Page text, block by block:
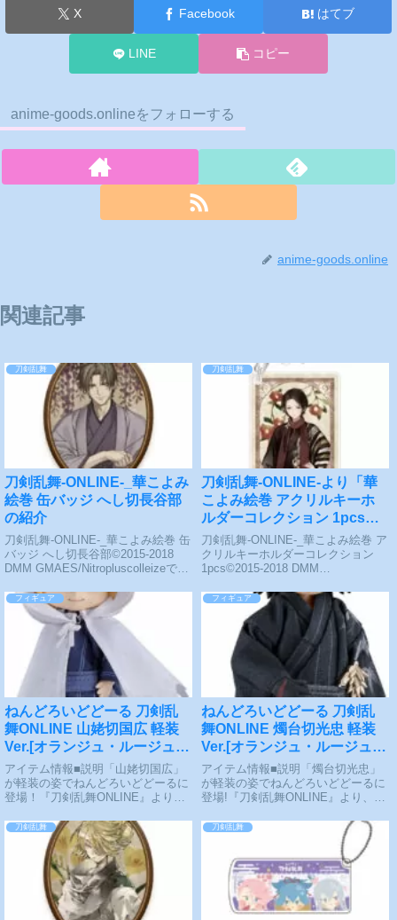
X Facebook はてブ
LINE コピー
anime-goods.onlineをフォローする
anime-goods.online
関連記事
刀剣乱舞
刀剣乱舞-ONLINE-_華こよみ
絵巻 缶バッジ へし切長谷部
の紹介
刀剣乱舞-ONLINE-_華こよみ絵巻 缶
バッジ へし切長谷部©2015-2018
DMM GMAES/Nitropluscolleizeで探
刀剣乱舞
刀剣乱舞-ONLINE-より「華
こよみ絵巻 アクリルキーホ
ルダーコレクション 1pcs」
の紹介
刀剣乱舞-ONLINE-_華こよみ絵巻 ア
クリルキーホルダーコレクション
1pcs©2015-2018 DMM
フィギュア
ねんどろいどどーる 刀剣乱
舞ONLINE 山姥切国広 軽装
Ver.[オランジュ・ルージュ]
が予約受付中
アイテム情報■説明「山姥切国広」
が軽装の姿でねんどろいどどーるに
登場！『刀剣乱舞ONLINE』より、
の姿でねんどろいどどーる化！軽装
の装束をまとった「山姥切国広」を
是非お手元にお迎えください。※肌
の色味はキャ...
フィギュア
ねんどろいどどーる 刀剣乱
舞ONLINE 燭台切光忠 軽装
Ver.[オランジュ・ルージュ]
が予約受付中
アイテム情報■説明「燭台切光忠」
が軽装の姿でねんどろいどどーるに
登場!『刀剣乱舞ONLINE』より、刀
姿でねんどろいどどーる化!ねんど
ろいどどーるは、頭部サイズはねん
どろいど、体のサイズは布のお洋服
も着せやす...
刀剣乱舞 刀剣乱舞